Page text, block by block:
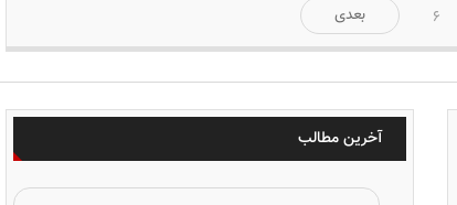
6 بعدی
آخرین مطالب